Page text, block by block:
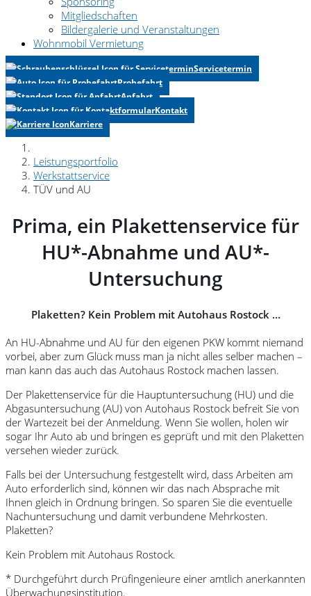
Mitgliedschaften
Bildergalerie und Veranstaltungen
Wohnmobil Vermietung
Servicetermin
Probefahrt
Anfahrt
Kontakt
Karriere
Leistungsportfolio
Werkstattservice
TÜV und AU
Prima, ein Plakettenservice für
HU*-Abnahme und AU*-
Untersuchung
Plaketten? Kein Problem mit Autohaus Rostock …
An HU-Abnahme und AU für den eigenen PKW kommt niemand
vorbei, aber zum Glück muss man ja nicht alles selber machen –
man kann das auch das Autohaus Rostock machen lassen.
Der Plakettenservice für die Hauptuntersuchung (HU) und die
Abgasuntersuchung (AU) von Autohaus Rostock befreit Sie von
der Wartezeit bei der Anmeldung. Wenn Sie wollen, holen wir
sogar Ihr Auto ab und bringen es geprüft und mit den Plaketten
versehen wieder zurück.
Falls bei der Untersuchung festgestellt wird, dass Arbeiten am
Auto erforderlich sind, können wir das nach Absprache mit
Ihnen gleich in Ordnung bringen. So sparen Sie die eventuelle
Nachuntersuchung und damit verbundene Mehrkosten.
Plaketten?
Kein Problem mit Autohaus Rostock.
* Durchgeführt durch Prüfingenieure einer amtlich anerkannten
Überwachungsinstitution.